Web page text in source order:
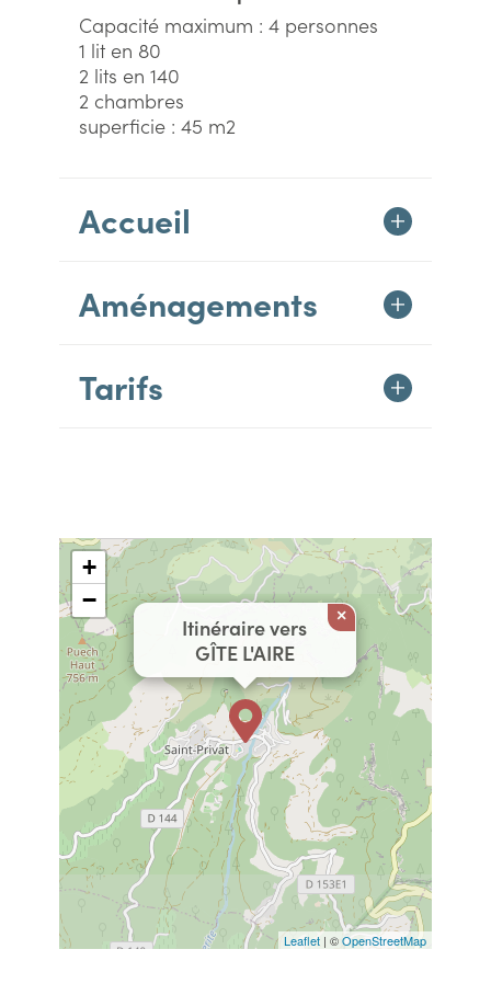
Capacité maximum : 4 personnes
1 lit en 80
2 lits en 140
2 chambres
superficie : 45 m2
Accueil
Aménagements
Tarifs
Itinéraire vers
GÎTE L'AIRE
×
+
−
Leaflet | ©OpenStreetMap